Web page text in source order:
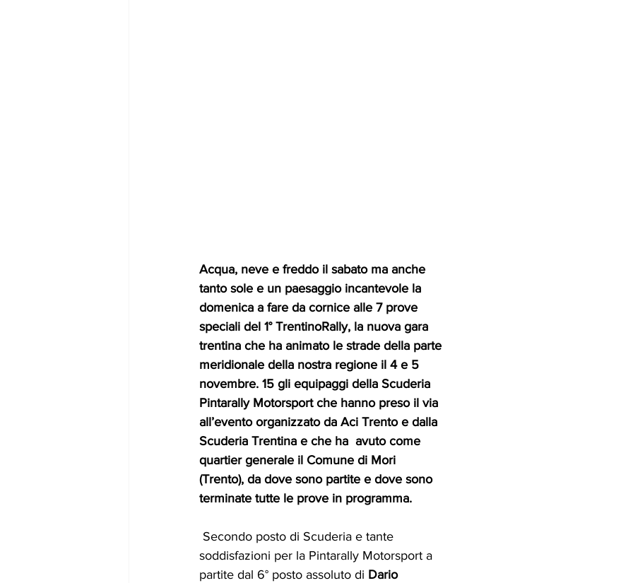
Acqua, neve e freddo il sabato ma anche
tanto sole e un paesaggio incantevole la
domenica a fare da cornice alle 7 prove
speciali del 1° TrentinoRally, la nuova gara
trentina che ha animato le strade della parte
meridionale della nostra regione il 4 e 5
novembre. 15 gli equipaggi della Scuderia
Pintarally Motorsport che hanno preso il via
all’evento organizzato da Aci Trento e dalla
Scuderia Trentina e che ha  avuto come
quartier generale il Comune di Mori
(Trento), da dove sono partite e dove sono
terminate tutte le prove in programma.
soddisfazioni per la Pintarally Motorsport a
partite dal 6° posto assoluto di Dario